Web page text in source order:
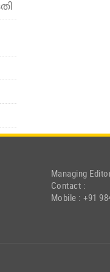
Managing
Contact :
Mobile : +91